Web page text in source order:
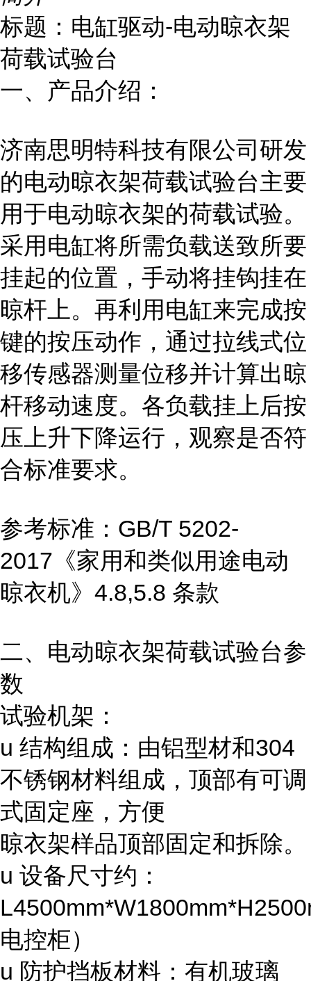
标题：电缸驱动-电动晾衣架
荷载试验台
一、产品介绍：
济南思明特科技有限公司研发
的电动晾衣架荷载试验台主要
用于电动晾衣架的荷载试验。
采用电缸将所需负载送致所要
挂起的位置，手动将挂钩挂在
晾杆上。再利用电缸来完成按
键的按压动作，通过拉线式位
移传感器测量位移并计算出晾
杆移动速度。各负载挂上后按
压上升下降运行，观察是否符
合标准要求。
参考标准：GB/T 5202-
2017《家用和类似用途电动
晾衣机》4.8,5.8 条款
二、电动晾衣架荷载试验台参
数
试验机架：
u 结构组成：由铝型材和304
不锈钢材料组成，顶部有可调
式固定座，方便
晾衣架样品顶部固定和拆除。
u 设备尺寸约：
电控柜）
u 防护挡板材料：有机玻璃